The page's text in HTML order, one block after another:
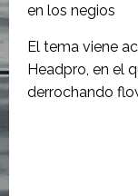
en los negios
El tema viene
Headpro, en el
derrochando